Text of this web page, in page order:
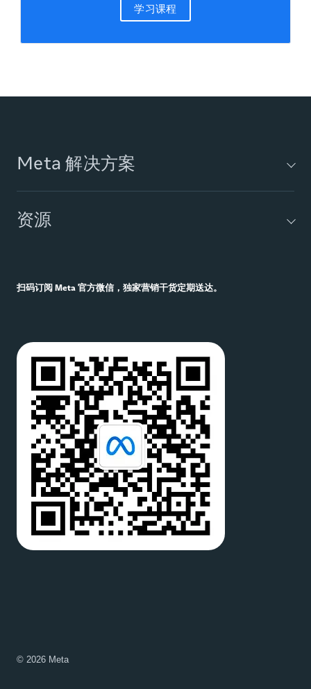
学习课程
Meta 解决方案
业务消息工具
制胜五招
资源
搜索
扫码订阅 Meta 官方微信，独家营销干货定期送达。
© 2026 Meta